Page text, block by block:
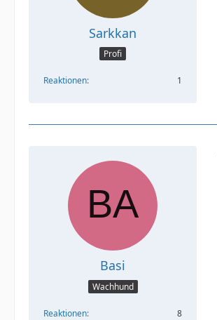
Sarkkan
Profi
Reaktionen 1
Basi
Wachhund
Reaktionen 8